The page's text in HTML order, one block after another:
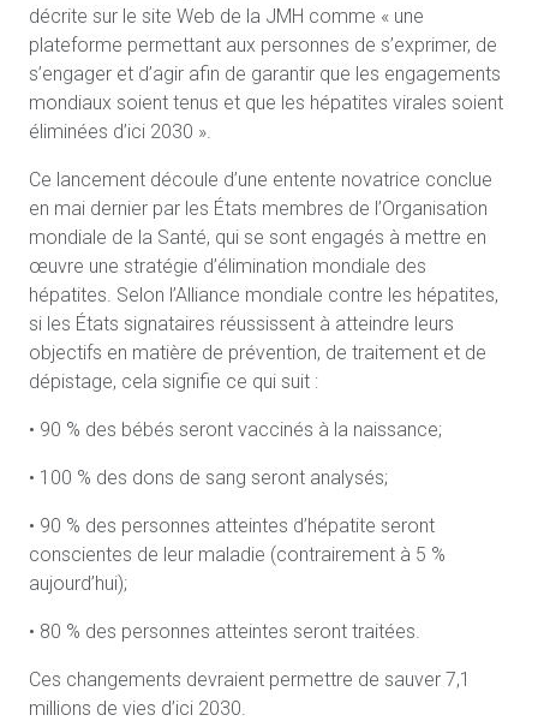
décrite sur le site Web de la JMH comme « une
plateforme permettant aux personnes de s’exprimer, de
s’engager et d’agir afin de garantir que les engagements
mondiaux soient tenus et que les hépatites virales soient
éliminées d’ici 2030 ».
Ce lancement découle d’une entente novatrice conclue
en mai dernier par les États membres de l’Organisation
mondiale de la Santé, qui se sont engagés à mettre en
œuvre une stratégie d’élimination mondiale des
hépatites. Selon l’Alliance mondiale contre les hépatites,
si les États signataires réussissent à atteindre leurs
objectifs en matière de prévention, de traitement et de
dépistage, cela signifie ce qui suit :
• 90 % des bébés seront vaccinés à la naissance;
• 100 % des dons de sang seront analysés;
• 90 % des personnes atteintes d’hépatite seront
conscientes de leur maladie (contrairement à 5 %
aujourd’hui);
• 80 % des personnes atteintes seront traitées.
Ces changements devraient permettre de sauver 7,1
millions de vies d’ici 2030.